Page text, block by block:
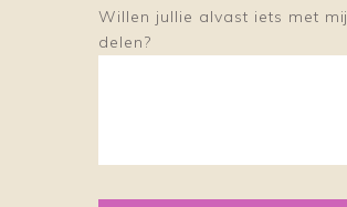
Willen jullie alvast iets met mij
delen?